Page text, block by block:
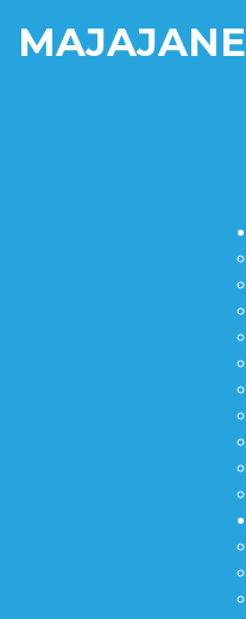
MAJAJANE